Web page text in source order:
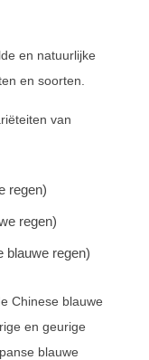
en natuurlijke
en soorten.
van
regen)
regen)
blauwe regen)
Chinese blauwe
en geurige
blauwe